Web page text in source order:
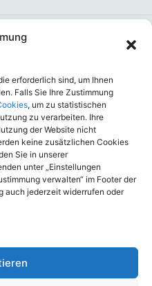
erforderlich sind, um Ihnen
Falls Sie Ihre Zustimmung
, um zu statistischen
zu verarbeiten. Ihre
der Website nicht
keine zusätzlichen Cookies
Sie in unserer
unter „Einstellungen
verwalten“ im Footer der
auch jederzeit widerrufen oder
sichern.
für Ihre Vergleiche,
oder Schulungen. Die
enthält erweiterte
und die eigene
Zugang zu ASCORE